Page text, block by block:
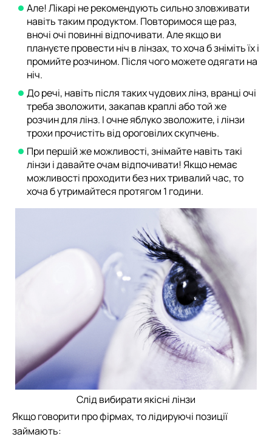
Але! Лікарі не рекомендують сильно зловживати
навіть таким продуктом. Повторимося ще раз,
вночі очі повинні відпочивати. Але якщо ви
плануєте провести ніч в лінзах, то хоча б зніміть їх і
промийте розчином. Після чого можете одягати на
ніч.
До речі, навіть після таких чудових лінз, вранці очі
треба зволожити, закапав краплі або той же
розчин для лінз. І очне яблуко зволожите, і лінзи
трохи прочистіть від ороговілих скупчень.
При першій же можливості, знімайте навіть такі
лінзи і давайте очам відпочивати! Якщо немає
можливості проходити без них тривалий час, то
хоча б утримайтеся протягом 1 години.
Слід вибирати якісні лінзи
Якщо говорити про фірмах, то лідируючі позиції
займають: